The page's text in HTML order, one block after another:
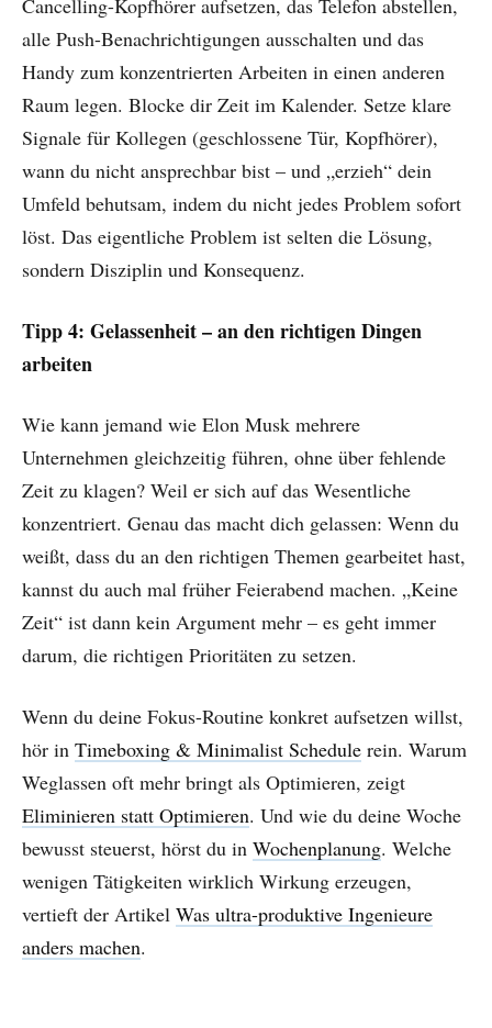
Cancelling-Kopfhörer aufsetzen, das Telefon abstellen,
alle Push-Benachrichtigungen ausschalten und das
Handy zum konzentrierten Arbeiten in einen anderen
Raum legen. Blocke dir Zeit im Kalender. Setze klare
Signale für Kollegen (geschlossene Tür, Kopfhörer),
wann du nicht ansprechbar bist – und „erzieh“ dein
Umfeld behutsam, indem du nicht jedes Problem sofort
löst. Das eigentliche Problem ist selten die Lösung,
sondern Disziplin und Konsequenz.
Tipp 4: Gelassenheit – an den richtigen Dingen
arbeiten
Wie kann jemand wie Elon Musk mehrere
Unternehmen gleichzeitig führen, ohne über fehlende
Zeit zu klagen? Weil er sich auf das Wesentliche
konzentriert. Genau das macht dich gelassen: Wenn du
weißt, dass du an den richtigen Themen gearbeitet hast,
kannst du auch mal früher Feierabend machen. „Keine
Zeit“ ist dann kein Argument mehr – es geht immer
darum, die richtigen Prioritäten zu setzen.
Wenn du deine Fokus-Routine konkret aufsetzen willst,
hör in Timeboxing & Minimalist Schedule rein. Warum
Weglassen oft mehr bringt als Optimieren, zeigt
Eliminieren statt Optimieren. Und wie du deine Woche
bewusst steuerst, hörst du in Wochenplanung. Welche
wenigen Tätigkeiten wirklich Wirkung erzeugen,
vertieft der Artikel Was ultra-produktive Ingenieure
anders machen.